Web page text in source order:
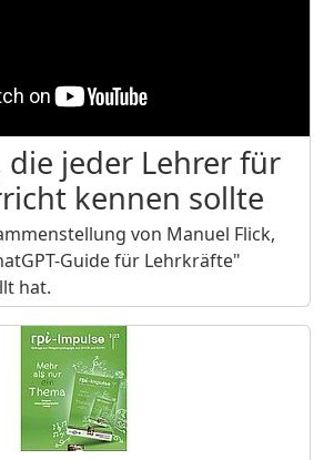
die jeder Lehrer für
kennen sollte
von Manuel Flick,
Guide für Lehrkräfte"
hat.